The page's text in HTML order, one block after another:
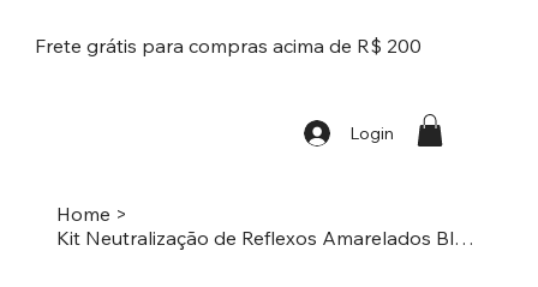
Frete grátis para compras acima de R$ 200
Login
Home >
Kit Neutralização de Reflexos Amarelados Blond 360 System Aneethun